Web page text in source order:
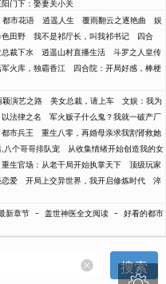
门下：娶妻关小关
都市花语 逍遥人生 覆雨翻云之逐艳曲
娱
田野 我不是祁厅长，叫我祁书记
四合
裁下水 逍遥山村直播生活
斗罗之人皇传
火库，独霸香江
四合院：开局好感，棒梗
演艺之路 美女总裁，请上车
文娱：我为
以法律之名
军火贩子什么鬼？我就一破产厂
市兵王
重生八零，再婚母亲求我割肾救她
八个哥哥排队宠
从收集情绪开始创造我的女
重生官场：从老干局开始执掌天下
顶级玩家
爱 开局上交异世界，我开启修炼时代
淬
新章节 - 盖世神医全文阅读 - 好看的都市
搜索